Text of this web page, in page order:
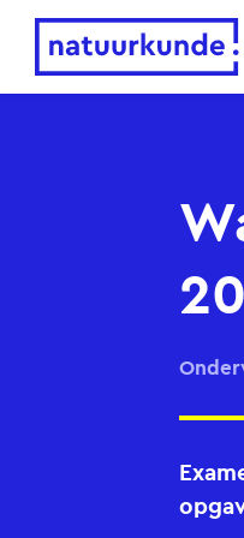
Natuurkunde.nl